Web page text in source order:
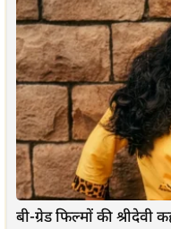
बी-ग्रेड फिल्मों की श्रीदेवी